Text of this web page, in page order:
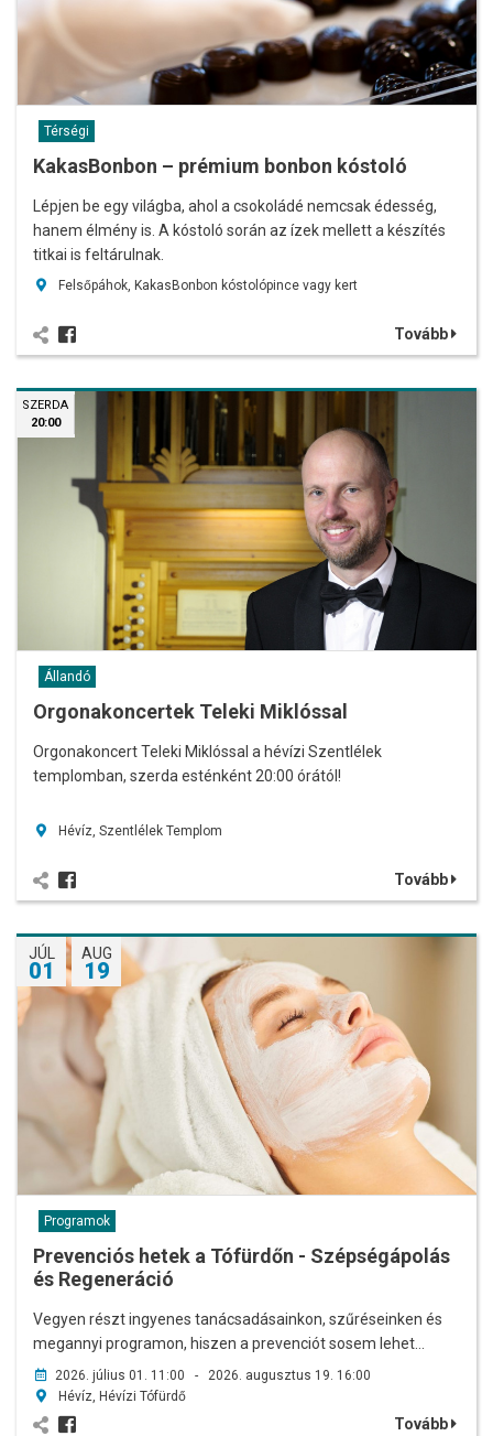
Térségi
KakasBonbon – prémium bonbon kóstoló
Lépjen be egy világba, ahol a csokoládé nemcsak édesség,
hanem élmény is. A kóstoló során az ízek mellett a készítés
titkai is feltárulnak.
Felsőpáhok, KakasBonbon kóstolópince vagy kert
Tovább
SZERDA
20:00
Állandó
Orgonakoncertek Teleki Miklóssal
Orgonakoncert Teleki Miklóssal a hévízi Szentlélek
templomban, szerda esténként 20:00 órától!
Hévíz, Szentlélek Templom
Tovább
JÚL
01
AUG
19
Programok
Prevenciós hetek a Tófürdőn - Szépségápolás
és Regeneráció
Vegyen részt ingyenes tanácsadásainkon, szűréseinken és
megannyi programon, hiszen a prevenciót sosem lehet…
2026. július 01. 11:00 - 2026. augusztus 19. 16:00
Hévíz, Hévízi Tófürdő
Tovább